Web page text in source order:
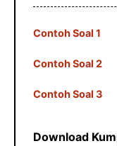
Contoh Soal 1
Contoh Soal 2
Contoh Soal 3
Download